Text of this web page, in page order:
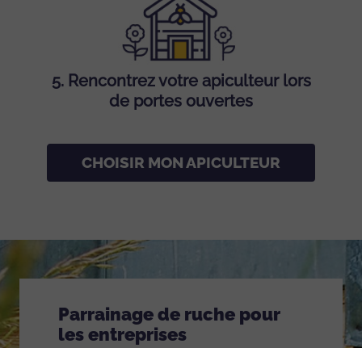
5.Rencontrez votre apiculteur lors
de portes ouvertes
CHOISIR MON APICULTEUR
Parrainage de ruche pour
les entreprises